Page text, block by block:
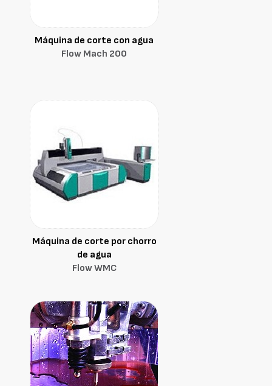
Máquina de corte con agua
Flow Mach 200
Máquina de corte por chorro
de agua
Flow WMC